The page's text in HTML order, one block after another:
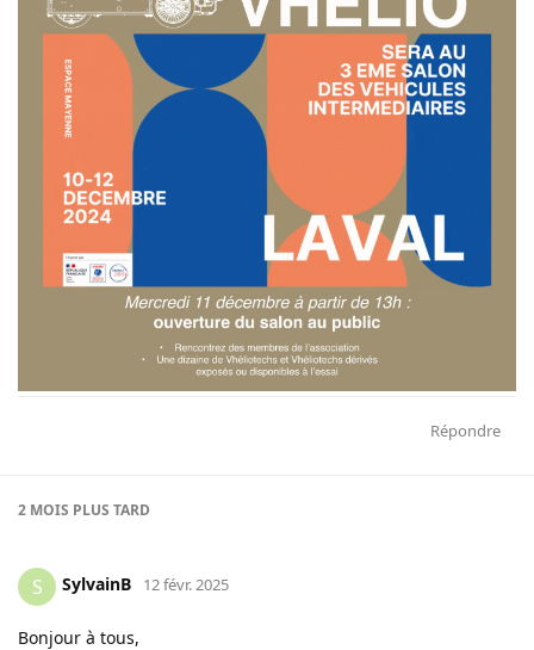
Répondre
2 MOIS PLUS TARD
S SylvainB 12 févr. 2025
Bonjour à tous,